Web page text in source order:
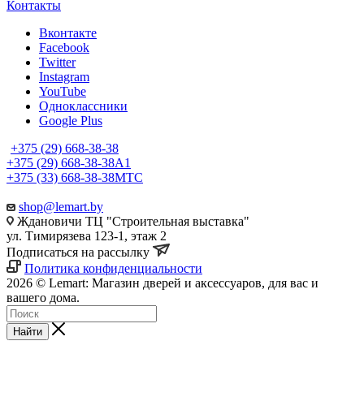
Контакты
Вконтакте
Facebook
Twitter
Instagram
YouTube
Одноклассники
Google Plus
+375 (29) 668-38-38
+375 (29) 668-38-38A1
+375 (33) 668-38-38МТС
shop@lemart.by
Ждановичи ТЦ "Строительная выставка"
ул. Тимирязева 123-1, этаж 2
Подписаться на рассылку
Политика конфиденциальности
2026 © Lemart: Магазин дверей и аксессуаров, для вас и
вашего дома.
Найти